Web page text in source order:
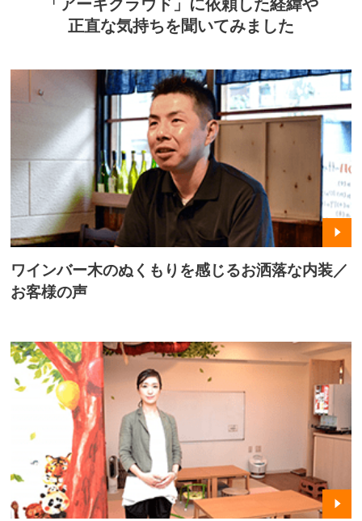
「アーキクラウド」に依頼した経緯や
正直な気持ちを聞いてみました
ワインバー木のぬくもりを感じるお洒落な内装／
お客様の声